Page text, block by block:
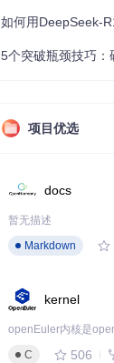
项目优选
docs
暂无描述
Markdown
kernel
C
506